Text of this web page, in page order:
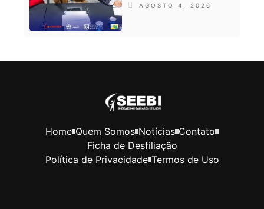
AGOSTO 4, 2026
Home Quem Somos Notícias Contato
Ficha de Desfiliação
Política de Privacidade Termos de Uso